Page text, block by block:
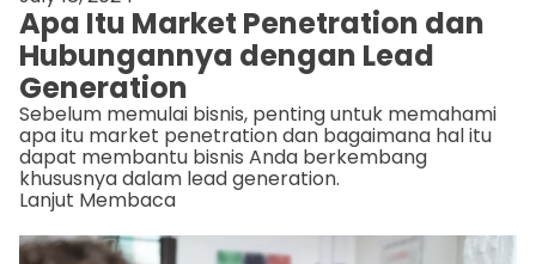
Apa Itu Market Penetration dan
Hubungannya dengan Lead
Generation
Sebelum memulai bisnis, penting untuk memahami
apa itu market penetration dan bagaimana hal itu
dapat membantu bisnis Anda berkembang
khususnya dalam lead generation.
Lanjut Membaca